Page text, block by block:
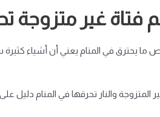
فتاة غير متزوجة
يحترق في المنام يعني أن أشياء كثيرة
المتزوجة والنار تحرقها في المنام